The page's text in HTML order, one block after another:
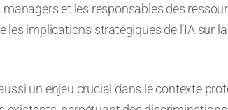
et les responsables des
implications stratégiques de l’IA sur
un enjeu crucial dans le contexte